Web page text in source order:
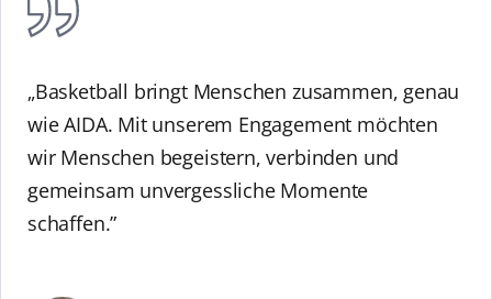
„Basketball bringt Menschen zusammen, genau
wie AIDA. Mit unserem Engagement möchten
wir Menschen begeistern, verbinden und
gemeinsam unvergessliche Momente
schaffen.”